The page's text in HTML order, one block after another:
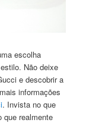
escolha
Não deixe
e descobrir a
informações
. Invista no que
que realmente